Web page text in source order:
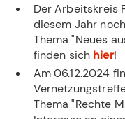
Der Arbeitskreis
diesem Jahr
Thema "Neues
finden sich hier!
Am 06.12.2024
Thema "Rechte